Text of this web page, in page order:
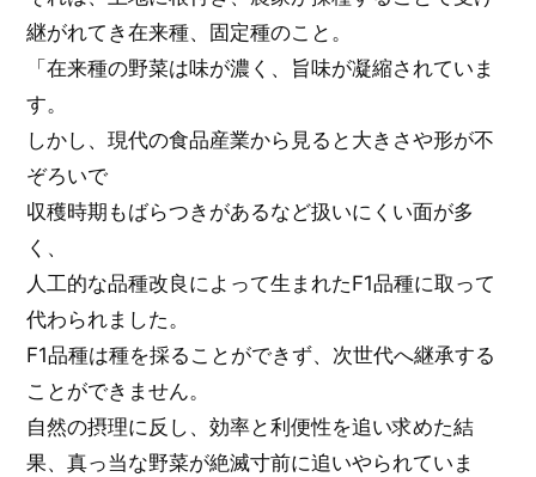
継がれてき在来種、固定種のこと。
「在来種の野菜は味が濃く、旨味が凝縮されていま
す。
しかし、現代の食品産業から見ると大きさや形が不
ぞろいで
収穫時期もばらつきがあるなど扱いにくい面が多
く、
人工的な品種改良によって生まれたF1品種に取って
代わられました。
F1品種は種を採ることができず、次世代へ継承する
ことができません。
自然の摂理に反し、効率と利便性を追い求めた結
果、真っ当な野菜が絶滅寸前に追いやられていま